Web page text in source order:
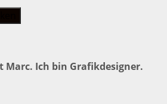
Marc. Ich bin Grafikdesigner.